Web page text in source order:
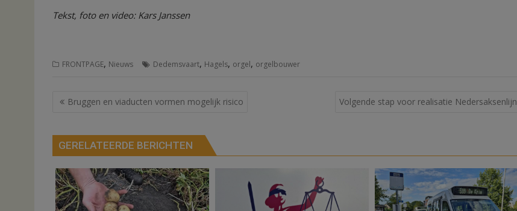
Tekst, foto en video: Kars Janssen
FRONTPAGE, Nieuws Dedemsvaart, Hagels, orgel, orgelbouwer
Bericht
Bruggen en viaducten vormen mogelijk risico Volgende stap voor realisatie Nedersaksenlijn
GERELATEERDE BERICHTEN